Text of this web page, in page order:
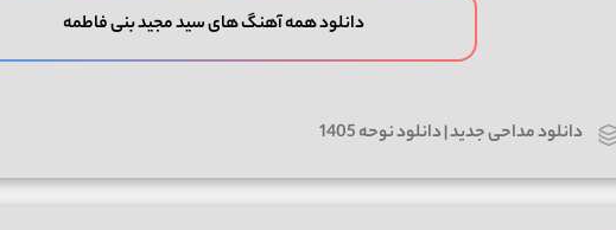
دانلود همه آهنگ های سید مجید بنی فاطمه
دانلود مداحی جدید | دانلود نوحه 1405